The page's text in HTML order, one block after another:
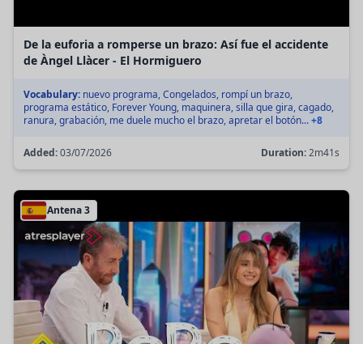
De la euforia a romperse un brazo: Así fue el accidente
de Àngel Llàcer - El Hormiguero
Vocabulary: nuevo programa, Congelados, rompí un brazo,
programa estático, Forever Young, maquinera, silla que gira, cagado,
ranura, grabación, me duele mucho el brazo, apretar el botón...+8
Added:03/07/2026 Duration:2m41s
Antena 3